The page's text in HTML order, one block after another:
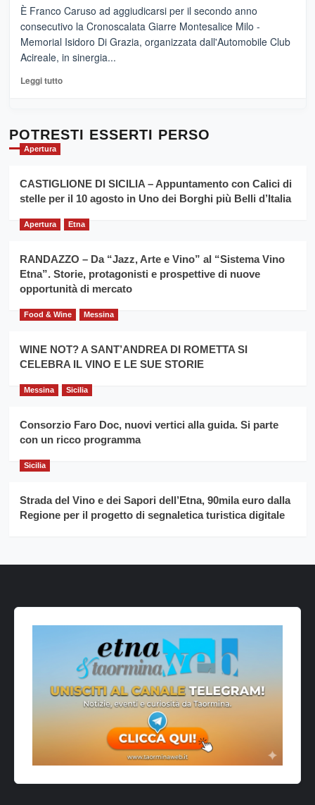
vicoli
medievali
–
“E
adesso
Pasta
–
Sicilia
l’
evento
la
filiera
grano
È Franco Caruso ad aggiudicarsi per il secondo anno
consecutivo la Cronoscalata Giarre Montesalice Milo -
Memorial Isidoro Di Grazia, organizzata dall'Automobile Club
Acireale, in sinergia...
Leggi tuttoLeggi
Cronoscalata
per
il
anno
Franco
Caruso
POTRESTI ESSERTI PERSO
Apertura
CASTIGLIONE DI SICILIA – Appuntamento con Calici di
stelle per il 10 agosto in Uno dei Borghi più Belli d’Italia
Apertura Etna
RANDAZZO – Da “Jazz, Arte e Vino” al “Sistema Vino
Etna”. Storie, protagonisti e prospettive di nuove
opportunità di mercato
Food & Wine Messina
WINE NOT? A SANT’ANDREA DI ROMETTA SI
CELEBRA IL VINO E LE SUE STORIE
Messina Sicilia
Consorzio Faro Doc, nuovi vertici alla guida. Si parte
con un ricco programma
Sicilia
Strada del Vino e dei Sapori dell’Etna, 90mila euro dalla
Regione per il progetto di segnaletica turistica digitale